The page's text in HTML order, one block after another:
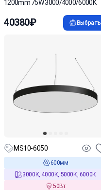
1200mm 75W 3000/4000/6000K
40380₽ Выбрать
MS10-6050
600мм
3000К, 4000К, 5000К, 6000К
50Вт